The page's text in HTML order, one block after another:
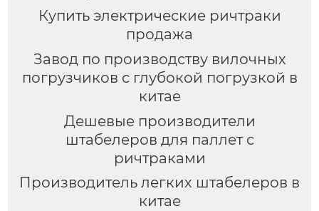
Купить электрические ричтраки
продажа
Завод по производству вилочных
погрузчиков с глубокой погрузкой в
китае
Дешевые производители
штабелеров для паллет с
ричтраками
Производитель легких штабелеров в
китае